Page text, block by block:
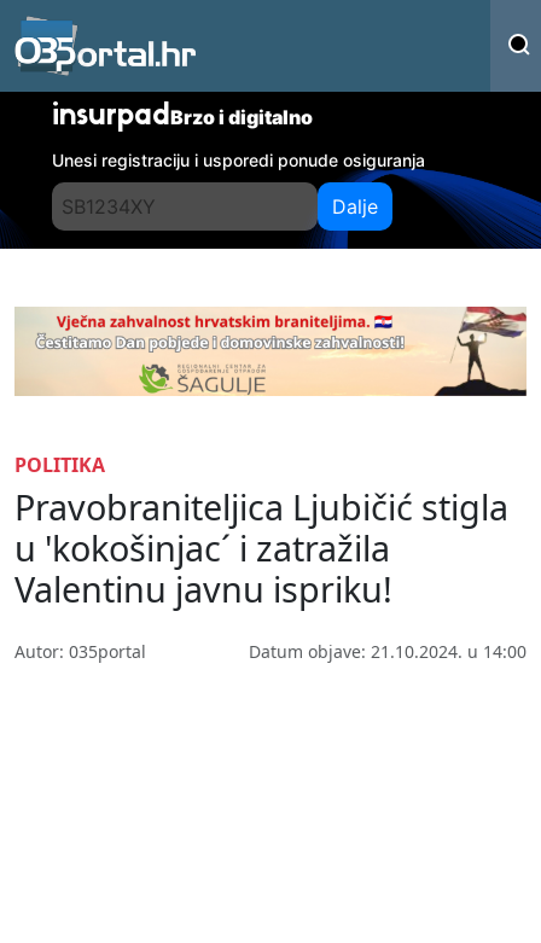
insurpadBrzo i digitalno
Unesi registraciju i usporedi ponude osiguranja
Dalje
POLITIKA
Pravobraniteljica Ljubičić stigla
u 'kokošinjac´ i zatražila
Valentinu javnu ispriku!
Autor: 035portal Datum objave: 21.10.2024. u 14:00